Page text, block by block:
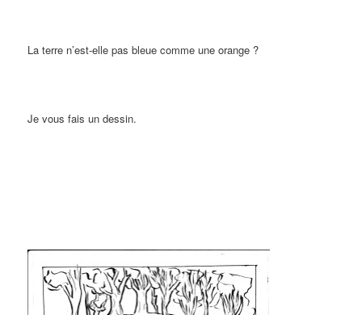
La terre n’est-elle pas bleue comme une orange ?
Je vous fais un dessin.